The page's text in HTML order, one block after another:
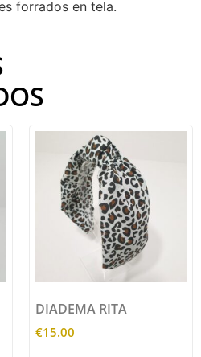
forrados en tela.
DIADEMA RITA
€15.00